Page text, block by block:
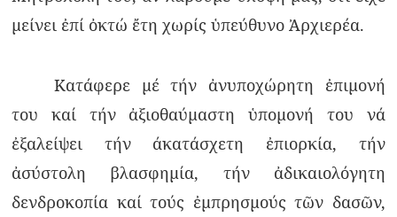
μείνει ἐπί ὀκτώ ἔτη χωρίς ὑπεύθυνο Ἀρχιερέα.
Κατάφερε μέ τήν ἀνυποχώρητη ἐπιμονή
του καί τήν ἀξιοθαύμαστη ὑπομονή του νά
ἐξαλείψει τήν άκατάσχετη ἐπιορκία, τήν
ἀσύστολη βλασφημία, τήν ἀδικαιολόγητη
δενδροκοπία καί τούς ἐμπρησμούς τῶν δασῶν,